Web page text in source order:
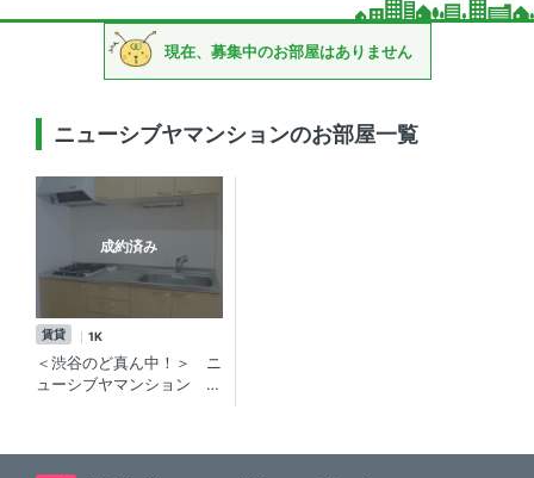
現在、募集中のお部屋はありません
ニューシブヤマンションのお部屋一覧
成約済み
賃貸 1K
＜渋谷のど真ん中！＞ ニ
ューシブヤマンション